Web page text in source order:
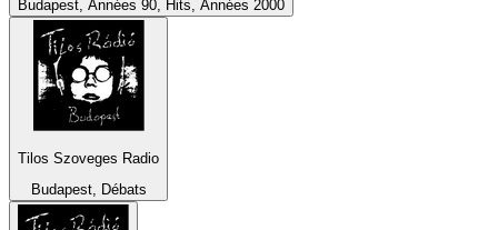
Budapest, Années 90, Hits, Années 2000
Tilos Szoveges Radio
Budapest, Débats